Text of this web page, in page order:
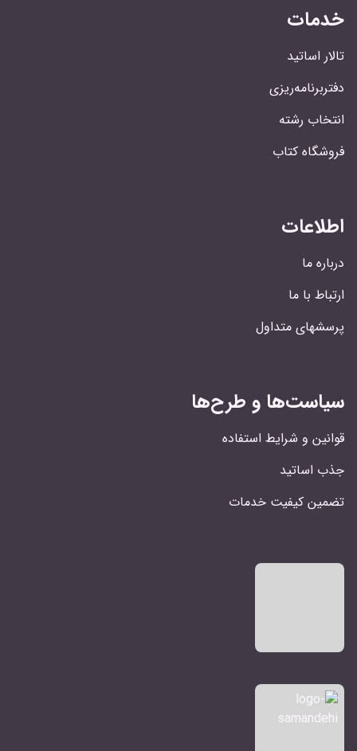
خدمات
تالار اساتید
دفتربرنامه‌ریزی
انتخاب رشته
فروشگاه کتاب
اطلاعات
درباره ما
ارتباط با ما
پرسشهای متداول
سیاست‌ها و طرح‌ها
قوانین و شرایط استفاده
جذب اساتید
تضمین کیفیت خدمات